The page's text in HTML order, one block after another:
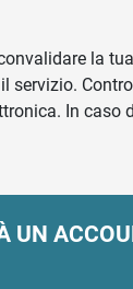
la
servizio.
In caso
UN